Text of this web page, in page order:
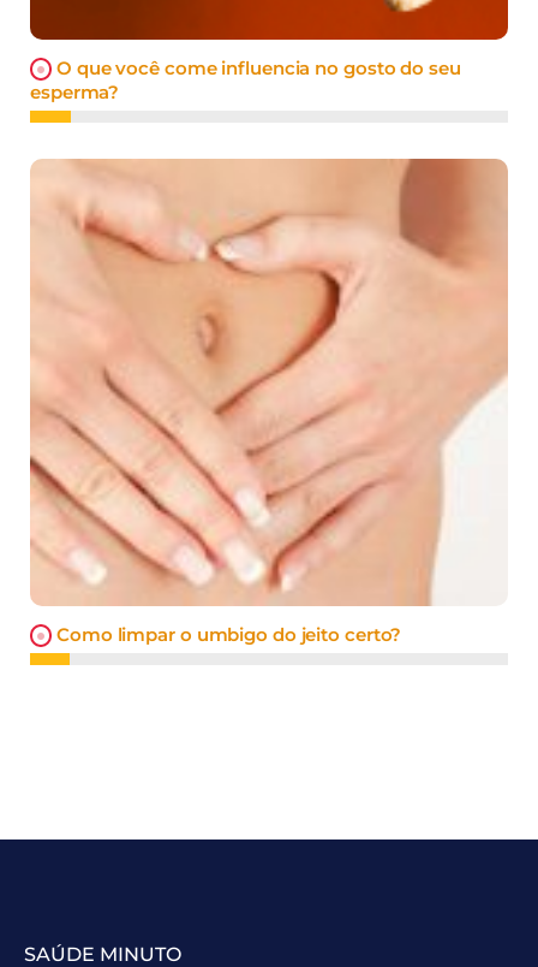
O que você come influencia no gosto do seu
esperma?
Como limpar o umbigo do jeito certo?
SAÚDE MINUTO